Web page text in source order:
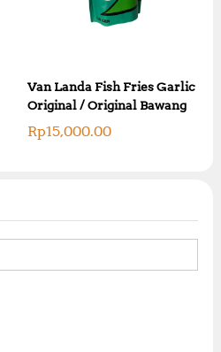
Van Landa Fish Fries Garlic
Original / Original Bawang
Rp15,000.00